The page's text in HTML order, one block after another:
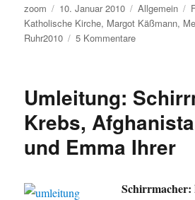
Autor
zoom
Veröffentlicht
am
10. Januar 2010 Kategorien
Allgemein
Katholische Kirche, Margot Käßmann,
Ruhr2010
5 Kommentarezu
Schorlemmer
Käßmann,
Ruhr2010,
Flughafen
und
Umleitung:
Krebs,
und Emma Ihrer
Schirrmacher: